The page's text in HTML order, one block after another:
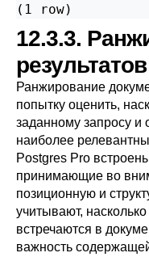
12.3.3.
Ранжирование
попытку оценить,
заданному запросу и
наиболее
Postgres Pro
принимающие во
позиционную и
учитывают,
встречаются в
важность